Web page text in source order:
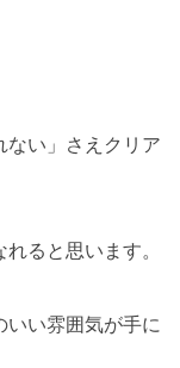
ない」さえクリア
ると思います。
いい雰囲気が手に